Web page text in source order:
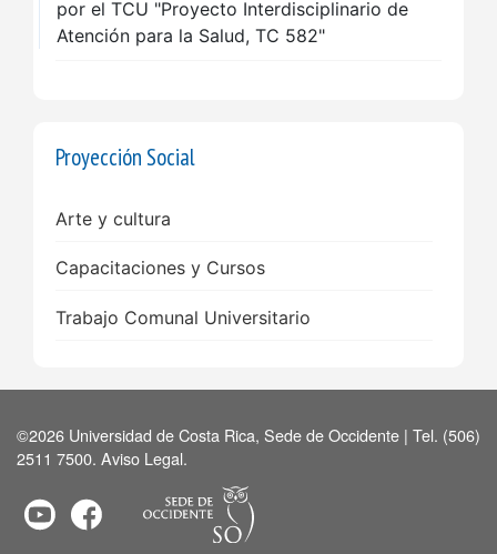
por el TCU "Proyecto Interdisciplinario de
Atención para la Salud, TC 582"
Proyección Social
Arte y cultura
Capacitaciones y Cursos
Trabajo Comunal Universitario
©2026 Universidad de Costa Rica, Sede de Occidente | Tel. (506)
2511 7500. Aviso Legal.